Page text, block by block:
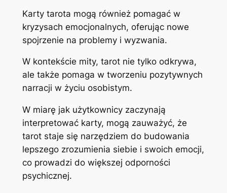
Karty tarota mogą również pomagać w
kryzysach emocjonalnych, oferując nowe
spojrzenie na problemy i wyzwania.
W kontekście mity, tarot nie tylko odkrywa,
ale także pomaga w tworzeniu pozytywnych
narracji w życiu osobistym.
W miarę jak użytkownicy zaczynają
interpretować karty, mogą zauważyć, że
tarot staje się narzędziem do budowania
lepszego zrozumienia siebie i swoich emocji,
co prowadzi do większej odporności
psychicznej.